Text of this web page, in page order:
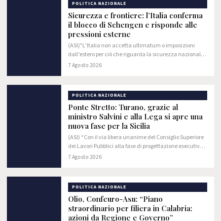
POLITICA NAZIONALE
Sicurezza e frontiere: l’Italia conferma
il blocco di Schengen e risponde alle
pressioni esterne
(ASI)"L’Italia non accetta ultimatum o imposizioni
dall’estero per ciò che riguarda la sicurezza nazionale
ed il controllo delle frontiere. Non intendiamo in nessun
7 Agosto 2026
POLITICA NAZIONALE
Ponte Stretto: Turano, grazie al
ministro Salvini e alla Lega si apre una
nuova fase per la Sicilia
(ASI) “Con il via libera unanime del Consiglio Superiore
dei Lavori Pubblici alla fase di progettazione esecutiva
del Ponte sullo Stretto si apre un nuovo scenario per la
7 Agosto 2026
POLITICA NAZIONALE
Olio, Confeuro-Asu: “Piano
straordinario per filiera in Calabria:
azioni da Regione e Governo”